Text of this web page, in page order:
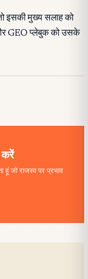
इसकी मुख्य सलाह को
GEO प्लेबुक को उसके
करें
जो राजस्व पर प्रभाव